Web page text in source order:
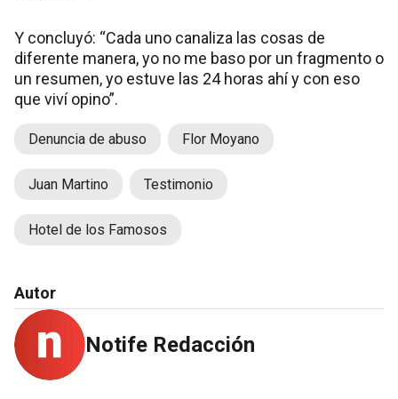
Y concluyó: “Cada uno canaliza las cosas de
diferente manera, yo no me baso por un fragmento o
un resumen, yo estuve las 24 horas ahí y con eso
que viví opino”.
Denuncia de abuso Flor Moyano
Juan Martino Testimonio
Hotel de los Famosos
Autor
Notife Redacción